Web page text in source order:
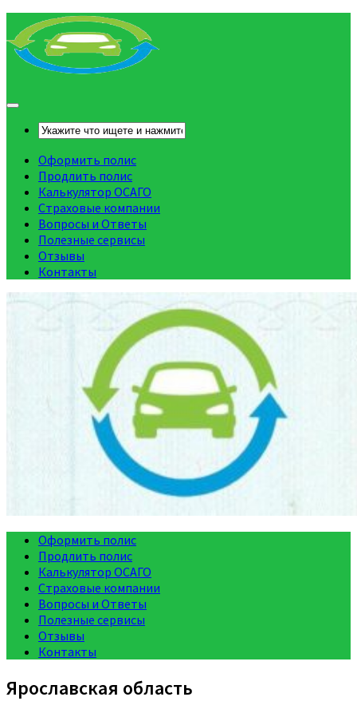
Оформить полис
Продлить полис
Калькулятор ОСАГО
Страховые компании
Вопросы и Ответы
Полезные сервисы
Отзывы
Контакты
Оформить полис
Продлить полис
Калькулятор ОСАГО
Страховые компании
Вопросы и Ответы
Полезные сервисы
Отзывы
Контакты
Ярославская область